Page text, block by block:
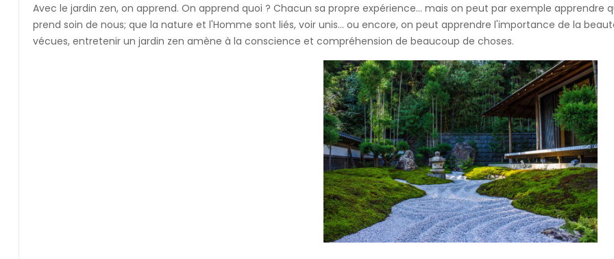
Avec le jardin zen, on apprend. On apprend quoi ? Chacun sa propre expérience... mais on peut par exemple
prend soin de nous; que la nature et l'Homme sont liés, voir unis... ou encore, on peut apprendre l'importance de la
vécues, entretenir un jardin zen amène à la conscience et compréhension de beaucoup de choses.